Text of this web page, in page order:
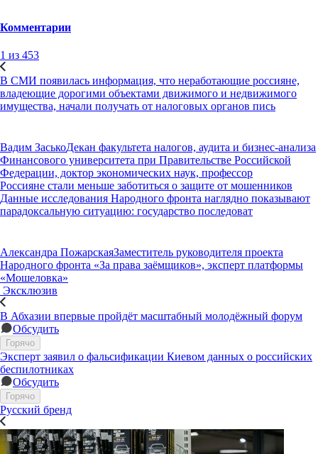
Комментарии
1 из 453
В СМИ появилась информация, что неработающие россияне,
владеющие дорогими объектами движимого и недвижимого
имущества, начали получать от налоговых органов пись
Вадим ЗаськоДекан факультета налогов, аудита и бизнес-анализа
Финансового университета при Правительстве Российской
Федерации, доктор экономических наук, профессор
Россияне стали меньше заботиться о защите от мошенников
Данные исследования Народного фронта наглядно показывают
парадоксальную ситуацию: государство последоват
Александра ПожарскаяЗаместитель руководителя проекта
Народного фронта «За права заёмщиков», эксперт платформы
«Мошеловка»
Эксклюзив
В Абхазии впервые пройдёт масштабный молодёжный форум
Обсудить
Горячо
Эксперт заявил о фальсификации Киевом данных о российских
беспилотниках
Обсудить
Горячо
Русский бренд